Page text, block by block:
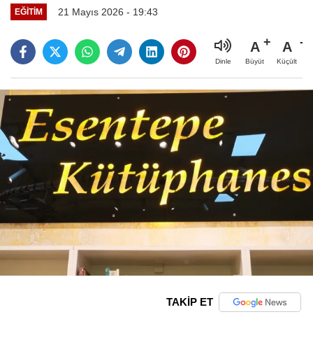
EĞITIM 21 Mayıs 2026 - 19:43
Dinle
A
Büyüt
A
Küçült
TAKİP ET